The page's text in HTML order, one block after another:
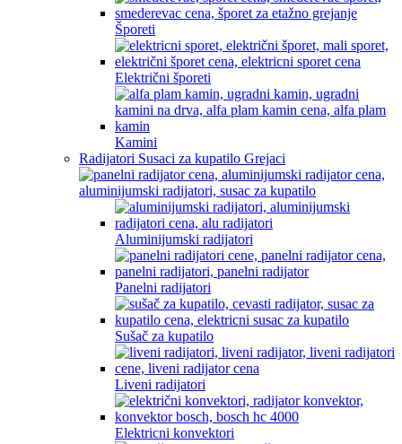
Šporeti
Električni šporeti
Kamini
Radijatori Susaci za kupatilo Grejaci
Aluminijumski radijatori
Panelni radijatori
Sušač za kupatilo
Liveni radijatori
Elektricni konvektori